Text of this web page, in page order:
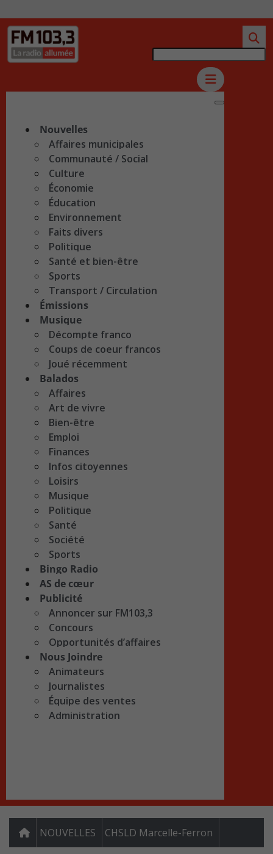
Nouvelles
Affaires municipales
Communauté / Social
Culture
Économie
Éducation
Environnement
Faits divers
Politique
Santé et bien-être
Sports
Transport / Circulation
Émissions
Musique
Décompte franco
Coups de coeur francos
Joué récemment
Balados
Affaires
Art de vivre
Bien-être
Emploi
Finances
Infos citoyennes
Loisirs
Musique
Politique
Santé
Société
Sports
Bingo Radio
AS de cœur
Publicité
Annoncer sur FM103,3
Concours
Opportunités d’affaires
Nous Joindre
Animateurs
Journalistes
Équipe des ventes
Administration
NOUVELLES CHSLD Marcelle-Ferron